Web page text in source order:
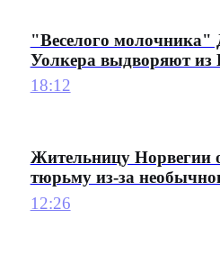
"Веселого молочника"
Уолкера выдворяют из
18:12
Жительницу Норвегии
тюрьму из-за
12:26